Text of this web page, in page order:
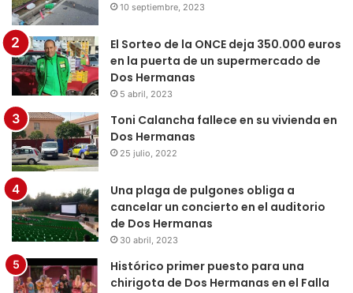
10 septiembre, 2023
El Sorteo de la ONCE deja 350.000 euros
en la puerta de un supermercado de
Dos Hermanas
5 abril, 2023
Toni Calancha fallece en su vivienda en
Dos Hermanas
25 julio, 2022
Una plaga de pulgones obliga a
cancelar un concierto en el auditorio
de Dos Hermanas
30 abril, 2023
Histórico primer puesto para una
chirigota de Dos Hermanas en el Falla